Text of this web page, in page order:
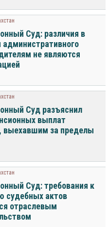
Суд: различия в
административного
не являются
Суд разъяснил
выплат
выехавшим за пределы
Суд: требования к
судебных актов
отраслевым